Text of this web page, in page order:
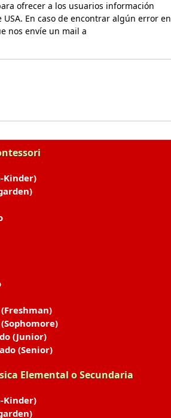
ofrecer a los usuarios información
En caso de encontrar algún error en
nos envíe un mail a
Kinder)
(Junior)
(Senior)
Elemental o Secundaria
Kinder)